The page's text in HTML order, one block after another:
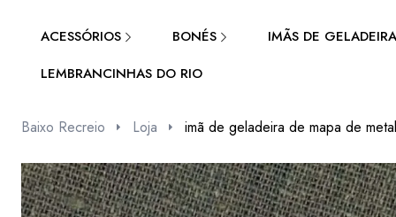
ACESSÓRIOS BONÉS
IMÃS DE GELADEIRA
LEMBRANCINHAS DO RIO
Baixo Recreio Loja imã de geladeira de mapa de